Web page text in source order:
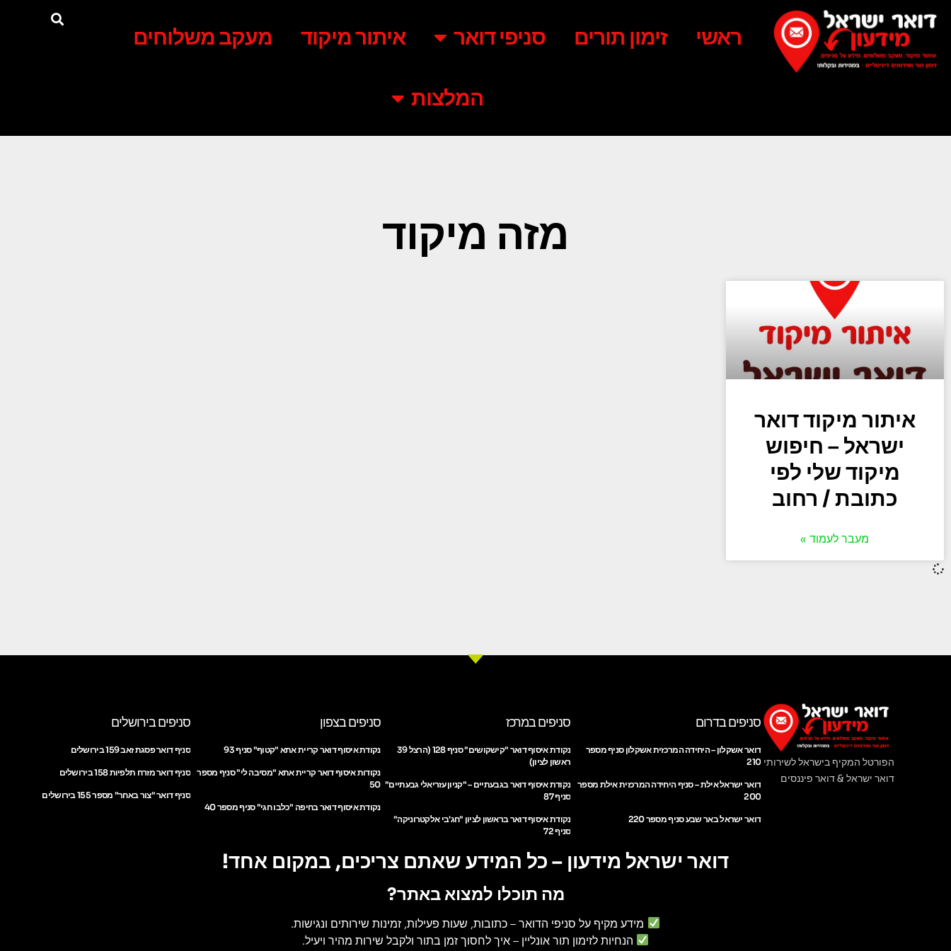
ראשי זימון תורים סניפי דואר איתור מיקוד מעקב משלוחים
המלצות
מזה מיקוד
איתור מיקוד דואר
ישראל – חיפוש
מיקוד שלי לפי
כתובת / רחוב
מעבר לעמוד »
הפורטל המקיף בישראל לשירותי
דואר ישראל & דואר פיננסים
סניפים בדרום
דואר אשקלון – היחידה המרכזית אשקלון סניף מספר
210
דואר ישראל אילת – סניף היחידה המרכזית אילת מספר
200
דואר ישראל באר שבע סניף מספר 220
סניפים במרכז
נקודת איסוף דואר "קישקושים" סניף 128 (הרצל 39
ראשון לציון)
נקודת איסוף דואר בגבעתיים – "קניון עזריאלי גבעתיים"
סניף 87
נקודת איסוף דואר בראשון לציון "חג'בי אלקטרוניקה"
סניף 72
סניפים בצפון
נקודת איסוף דואר קריית אתא "קטוף" סניף 93
נקודות איסוף דואר קריית אתא "מסיבה לי" סניף מספר
50
נקודת איסוף דואר בחיפה "כלבו חגי" סניף מספר 40
סניפים בירושלים
סניף דואר פסגת זאב 159 בירושלים
סניף דואר מזרח תלפיות 158 בירושלים
סניף דואר "צור באחר" מספר 155 בירושלים
דואר ישראל מידעון – כל המידע שאתם צריכים, במקום אחד!
מה תוכלו למצוא באתר?
מידע מקיף על סניפי הדואר– כתובות, שעות פעילות, זמינות שירותים ונגישות.
הנחיות לזימון תור אונליין – איך לחסוך זמן בתור ולקבל שירות מהיר ויעיל.